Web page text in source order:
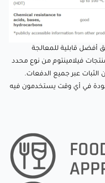
أفضل قابلية للمعالجة
فيلامينتوم من نوع محدد
عبر جميع الدفعات.
في أي وقت يستخدمون فيه